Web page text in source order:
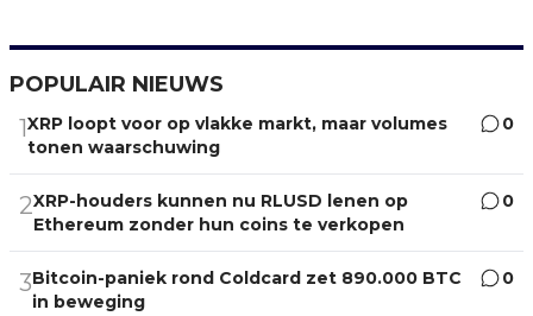
POPULAIR NIEUWS
1XRP loopt voor op vlakke markt, maar volumes
tonen waarschuwing
0
2XRP-houders kunnen nu RLUSD lenen op
Ethereum zonder hun coins te verkopen
0
3Bitcoin-paniek rond Coldcard zet 890.000 BTC
in beweging
0